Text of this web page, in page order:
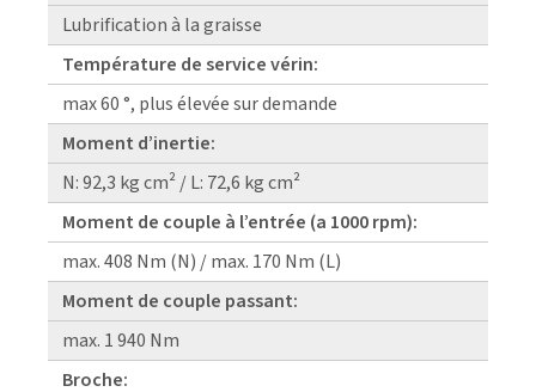
Lubrification à la graisse
Température de service vérin:
max 60 °, plus élevée sur demande
Moment d’inertie:
N: 92,3 kg cm² / L: 72,6 kg cm²
Moment de couple à l’entrée (a 1000 rpm):
max. 408 Nm (N) / max. 170 Nm (L)
Moment de couple passant:
max. 1 940 Nm
Broche: